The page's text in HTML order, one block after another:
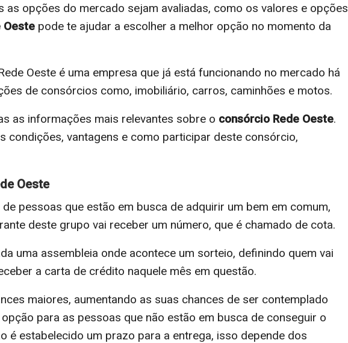
as opções do mercado sejam avaliadas, como os valores e opções
Oeste pode te ajudar a escolher a melhor opção no momento da
Oeste é uma empresa que já está funcionando no mercado há
de consórcios como, imobiliário, carros, caminhões e motos.
as informações mais relevantes sobre o consórcio Rede Oeste.
condições, vantagens e como participar deste consórcio,
Oeste
pessoas que estão em busca de adquirir um bem em comum,
deste grupo vai receber um número, que é chamado de cota.
uma assembleia onde acontece um sorteio, definindo quem vai
a carta de crédito naquele mês em questão.
maiores, aumentando as suas chances de ser contemplado
para as pessoas que não estão em busca de conseguir o
é estabelecido um prazo para a entrega, isso depende dos